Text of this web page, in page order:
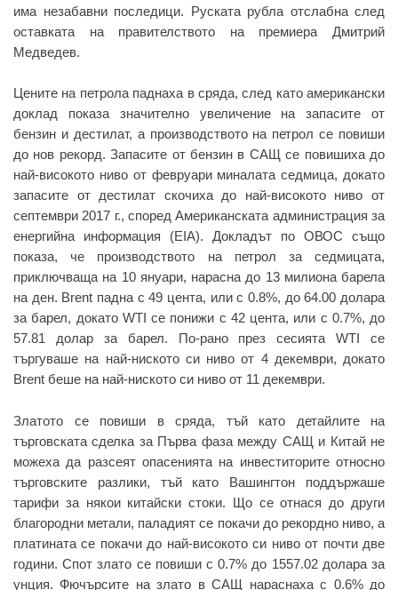
има незабавни последици. Руската рубла отслабна след
оставката на правителството на премиера Дмитрий
Медведев.
Цените на петрола паднаха в сряда, след като американски
доклад показа значително увеличение на запасите от
бензин и дестилат, а производството на петрол се повиши
до нов рекорд. Запасите от бензин в САЩ се повишиха до
най-високото ниво от февруари миналата седмица, докато
запасите от дестилат скочиха до най-високото ниво от
септември 2017 г., според Американската администрация за
енергийна информация (EIA). Докладът по ОВОС също
показа, че производството на петрол за седмицата,
приключваща на 10 януари, нарасна до 13 милиона барела
на ден. Brent падна с 49 цента, или с 0.8%, до 64.00 долара
за барел, докато WTI се понижи с 42 цента, или с 0.7%, до
57.81 долар за барел. По-рано през сесията WTI се
търгуваше на най-ниското си ниво от 4 декември, докато
Brent беше на най-ниското си ниво от 11 декември.
Златото се повиши в сряда, тъй като детайлите на
търговската сделка за Първа фаза между САЩ и Китай не
можеха да разсеят опасенията на инвеститорите относно
търговските разлики, тъй като Вашингтон поддържаше
тарифи за някои китайски стоки. Що се отнася до други
благородни метали, паладият се покачи до рекордно ниво, а
платината се покачи до най-високото си ниво от почти две
години. Спот злато се повиши с 0.7% до 1557.02 долара за
унция. Фючърсите на злато в САЩ нараснаха с 0.6% до